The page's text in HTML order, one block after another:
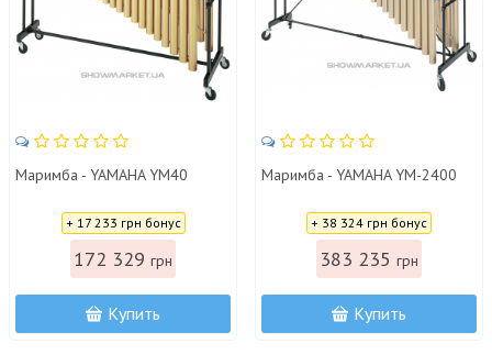
Маримба - YAMAHA YM40
+ 17 233 грн бонус
172 329 грн
Купить
Маримба - YAMAHA YM-2400
+ 38 324 грн бонус
383 235 грн
Купить